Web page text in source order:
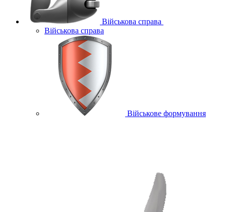
Військова справа
Військова справа
Військове формування